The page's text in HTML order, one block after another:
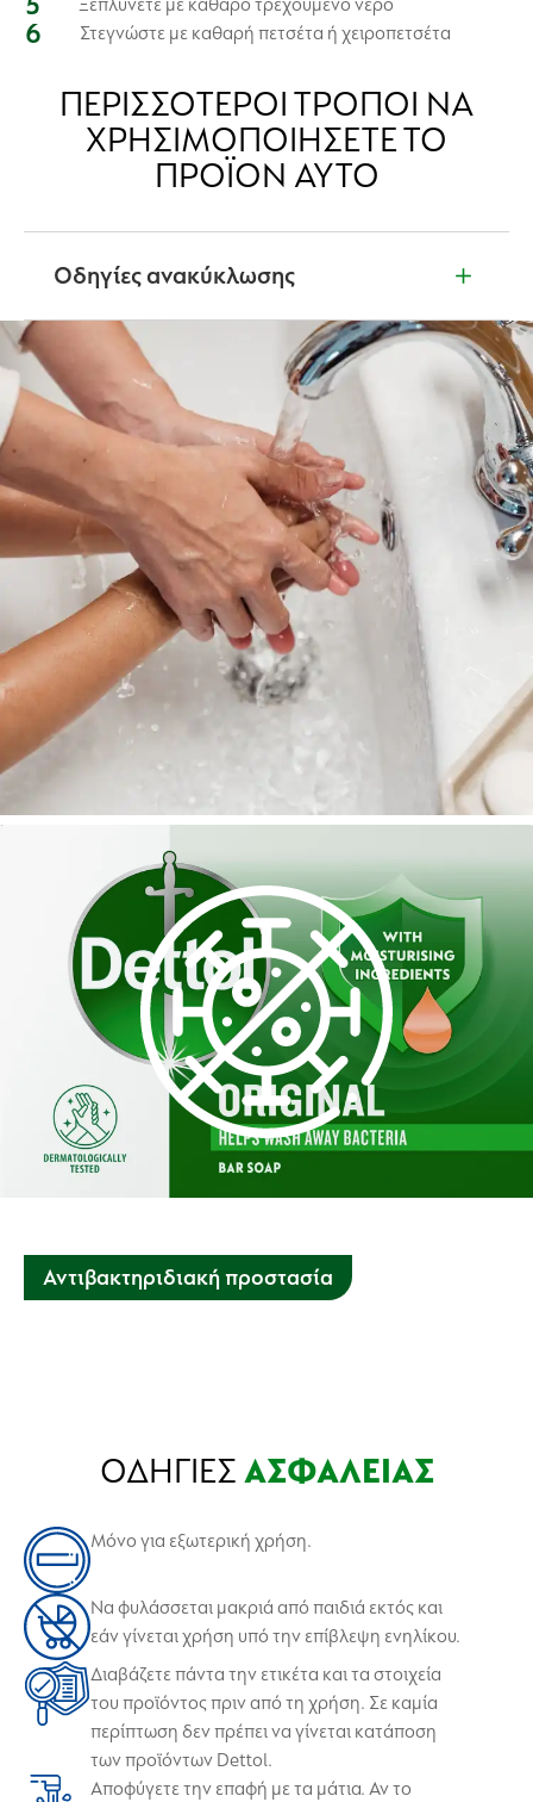
Ξεπλύνετε με καθαρό τρεχούμενο νερό
Στεγνώστε με καθαρή πετσέτα ή χειροπετσέτα
ΠΕΡΙΣΣΌΤΕΡΟΙ ΤΡΌΠΟΙ ΝΑ
ΧΡΗΣΙΜΟΠΟΙΉΣΕΤΕ ΤΟ
ΠΡΟΪΌΝ ΑΥΤΌ
Οδηγίες ανακύκλωσης
Δεν είστε βέβαιοι τι να κάνετε με τα προϊόντα μας
όταν έχουν τελειώσει; Διαβάστε την ετικέτα του
προϊόντος για πληροφορίες ανακύκλωσης. Μαζί,
μπορούμε να προστατεύσουμε και να
δημιουργήσουμε έναν καθαρότερο κόσμο.
Αντιβακτηριδιακή προστασία
ΟΔΗΓΙΕΣ ΑΣΦΑΛΕΙΑΣ
Μόνο για εξωτερική χρήση.
Να φυλάσσεται μακριά από παιδιά εκτός και
εάν γίνεται χρήση υπό την επίβλεψη ενηλίκου.
Διαβάζετε πάντα την ετικέτα και τα στοιχεία
του προϊόντος πριν από τη χρήση. Σε καμία
περίπτωση δεν πρέπει να γίνεται κατάποση
των προϊόντων Dettol.
Αποφύγετε την επαφή με τα μάτια. Αν το